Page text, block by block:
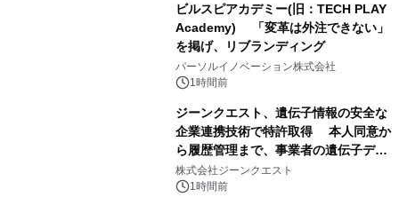
ビルスピアカデミー(旧：TECH PLAY
Academy) 「変革は外注できない」
を掲げ、リブランディング
パーソルイノベーション株式会社
1時間前
ジーンクエスト、遺伝子情報の安全な
企業連携技術で特許取得 本人同意か
ら履歴管理まで、事業者の遺伝子デー
タ活用を支援
株式会社ジーンクエスト
1時間前